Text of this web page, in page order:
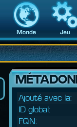
Monde Jeu
Ajouté avec la:
ID global:
FQN: